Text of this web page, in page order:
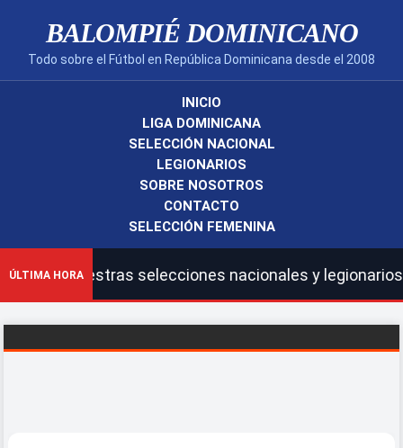
BALOMPIÉ DOMINICANO
Todo sobre el Fútbol en República Dominicana desde el 2008
INICIO
LIGA DOMINICANA
SELECCIÓN NACIONAL
LEGIONARIOS
SOBRE NOSOTROS
CONTACTO
SELECCIÓN FEMENINA
ÚLTIMA HORA
nuestras selecciones nacionales y